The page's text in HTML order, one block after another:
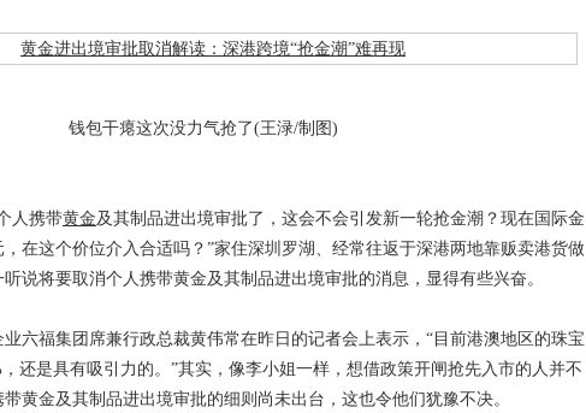
钱包干瘪这次没力气抢了(王渌/制图)
人携带黄金及其制品进出境审批了，这会不会引发新一轮抢金潮？现在国际金
，在这个价位介入合适吗？”家住深圳罗湖、经常往返于深港两地靠贩卖港货做
说将要取消个人携带黄金及其制品进出境审批的消息，显得有些兴奋。
福集团席兼行政总裁黄伟常在昨日的记者会上表示，“目前港澳地区的珠宝
还是具有吸引力的。”其实，像李小姐一样，想借政策开闸抢先入市的人并不
黄金及其制品进出境审批的细则尚未出台，这也令他们犹豫不决。